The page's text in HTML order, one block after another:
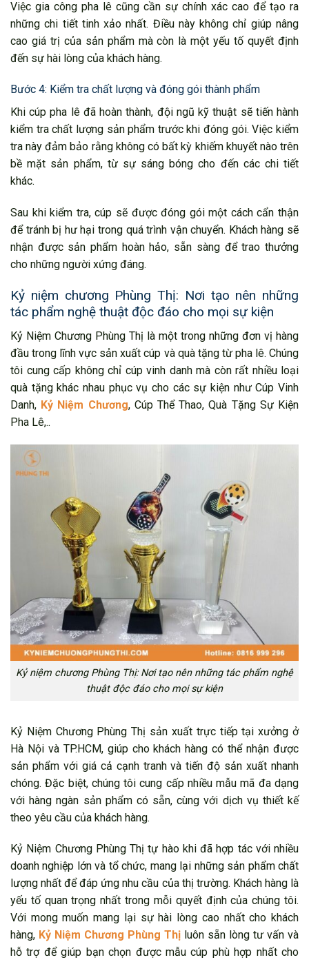
Việc gia công pha lê cũng cần sự chính xác cao để tạo ra
những chi tiết tinh xảo nhất. Điều này không chỉ giúp nâng
cao giá trị của sản phẩm mà còn là một yếu tố quyết định
đến sự hài lòng của khách hàng.
Bước 4: Kiểm tra chất lượng và đóng gói thành phẩm
Khi cúp pha lê đã hoàn thành, đội ngũ kỹ thuật sẽ tiến hành
kiểm tra chất lượng sản phẩm trước khi đóng gói. Việc kiểm
tra này đảm bảo rằng không có bất kỳ khiếm khuyết nào trên
bề mặt sản phẩm, từ sự sáng bóng cho đến các chi tiết
khác.
Sau khi kiểm tra, cúp sẽ được đóng gói một cách cẩn thận
để tránh bị hư hại trong quá trình vận chuyển. Khách hàng sẽ
nhận được sản phẩm hoàn hảo, sẵn sàng để trao thưởng
cho những người xứng đáng.
Kỷ niệm chương Phùng Thị: Nơi tạo nên những
tác phẩm nghệ thuật độc đáo cho mọi sự kiện
Kỷ Niệm Chương Phùng Thị là một trong những đơn vị hàng
đầu trong lĩnh vực sản xuất cúp và quà tặng từ pha lê. Chúng
tôi cung cấp không chỉ cúp vinh danh mà còn rất nhiều loại
quà tặng khác nhau phục vụ cho các sự kiện như Cúp Vinh
Danh, Kỷ Niệm Chương, Cúp Thể Thao, Quà Tặng Sự Kiện
Pha Lê,..
Kỷ niệm chương Phùng Thị: Nơi tạo nên những tác phẩm nghệ
thuật độc đáo cho mọi sự kiện
Kỷ Niệm Chương Phùng Thị sản xuất trực tiếp tại xưởng ở
Hà Nội và TP.HCM, giúp cho khách hàng có thể nhận được
sản phẩm với giá cả cạnh tranh và tiến độ sản xuất nhanh
chóng. Đặc biệt, chúng tôi cung cấp nhiều mẫu mã đa dạng
với hàng ngàn sản phẩm có sẵn, cùng với dịch vụ thiết kế
theo yêu cầu của khách hàng.
Kỷ Niệm Chương Phùng Thị tự hào khi đã hợp tác với nhiều
doanh nghiệp lớn và tổ chức, mang lại những sản phẩm chất
lượng nhất để đáp ứng nhu cầu của thị trường. Khách hàng là
yếu tố quan trọng nhất trong mỗi quyết định của chúng tôi.
Với mong muốn mang lại sự hài lòng cao nhất cho khách
hàng, Kỷ Niệm Chương Phùng Thị luôn sẵn lòng tư vấn và
hỗ trợ để giúp bạn chọn được mẫu cúp phù hợp nhất cho